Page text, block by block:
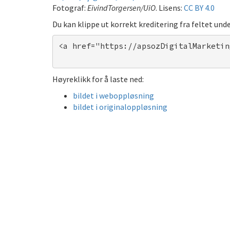
Fotograf: EivindTorgersen/UiO. Lisens: CC BY 4.0
Du kan klippe ut korrekt kreditering fra feltet
<a href="https://
Høyreklikk for å laste ned:
bildet i weboppløsning
bildet i originaloppløsning